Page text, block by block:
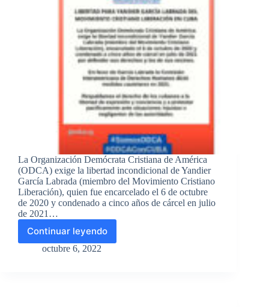
MCL
La Organización Demócrata Cristiana de América
(ODCA) exige la libertad incondicional de Yandier
García Labrada (miembro del Movimiento Cristiano
Liberación), quien fue encarcelado el 6 de octubre
de 2020 y condenado a cinco años de cárcel en julio
de 2021…
Continuar leyendo
La
Organización
octubre 6, 2022